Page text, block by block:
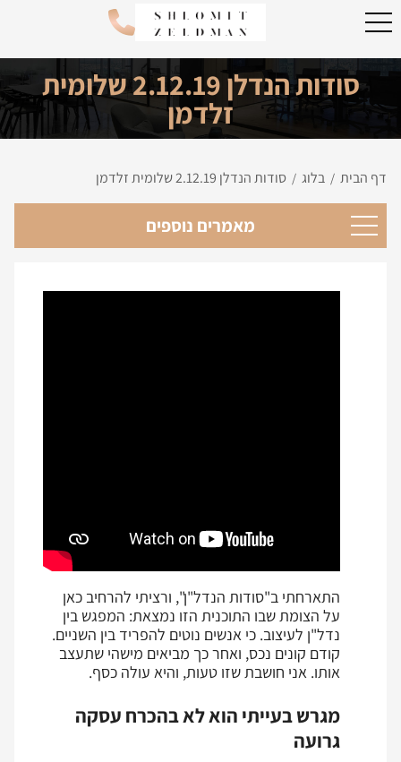
סודות הנדלן 2.12.19 שלומית
זלדמן
דף הבית / בלוג / סודות הנדלן 2.12.19 שלומית זלדמן
מאמרים נוספים
התארחתי ב"סודות הנדל"ן", ורציתי להרחיב כאן
על הצומת שבו התוכנית הזו נמצאת: המפגש בין
נדל"ן לעיצוב. כי אנשים נוטים להפריד בין השניים.
קודם קונים נכס, ואחר כך מביאים מישהי שתעצב
אותו. אני חושבת שזו טעות, והיא עולה כסף.
מגרש בעייתי הוא לא בהכרח עסקה
גרועה